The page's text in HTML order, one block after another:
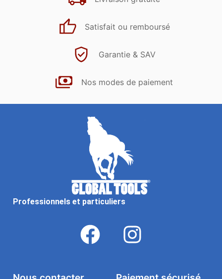
Satisfait ou remboursé
Garantie & SAV
Nos modes de paiement
Professionnels et particuliers